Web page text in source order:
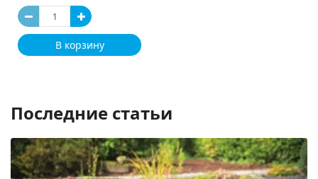
В корзину
Последние статьи